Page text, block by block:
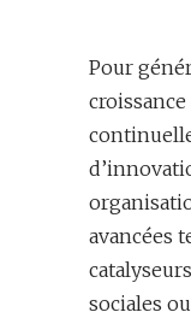
Pour
avancées
sociales